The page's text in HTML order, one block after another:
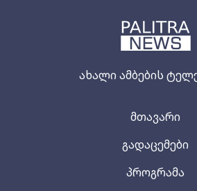
ახალი ამბების
მთავარი
გადაცემები
პროგრამა